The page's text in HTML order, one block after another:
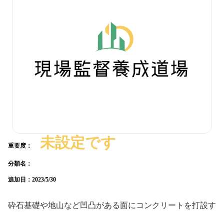
重要度： 未設定です
分類名：
追加日： 2023/5/30
砕石基礎や地山など凹凸がある面にコンクリートを打設す